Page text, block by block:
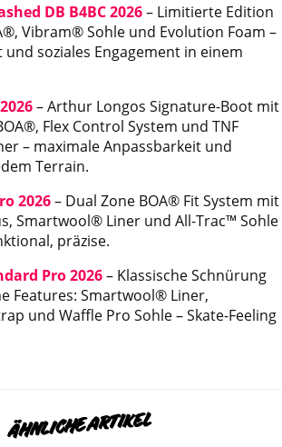
DB B4BC 2026– Limitierte Edition
Vibram® Sohle und Evolution Foam –
und soziales Engagement in einem
– Arthur Longos Signature-Boot mit
Flex Control System und TNF
– maximale Anpassbarkeit und
Terrain.
2026– Dual Zone BOA® Fit System mit
Smartwool® Liner und All-Trac™ Sohle
präzise.
Pro 2026– Klassische Schnürung
Features: Smartwool® Liner,
und Waffle Pro Sohle – Skate-Feeling
ÄHNLICHE ARTIKEL